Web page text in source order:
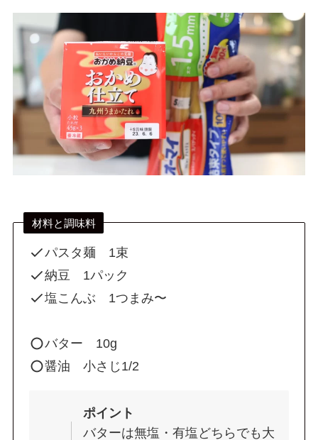
材料と調味料
パスタ麺 1束
納豆 1パック
塩こんぶ 1つまみ〜
バター 10g
醤油 小さじ1/2
ポイント
バターは無塩・有塩どちらでも大